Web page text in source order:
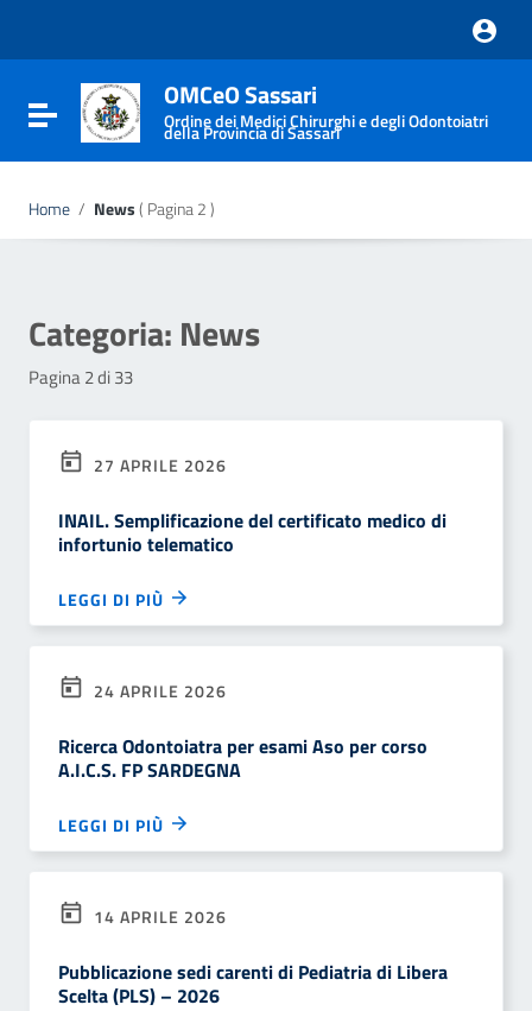
Vai al footer
Attiva / disattiva la navigazione
OMCeO Sassari
Ordine dei Medici Chirurghi e degli Odontoiatri
della Provincia di Sassari
Home / News( Pagina 2 )
Categoria: News
Pagina 2 di 33
27 APRILE 2026
INAIL. Semplificazione del certificato medico di
infortunio telematico
LEGGI DI PIÙ
24 APRILE 2026
Ricerca Odontoiatra per esami Aso per corso
A.I.C.S. FP SARDEGNA
LEGGI DI PIÙ
14 APRILE 2026
Pubblicazione sedi carenti di Pediatria di Libera
Scelta (PLS) – 2026